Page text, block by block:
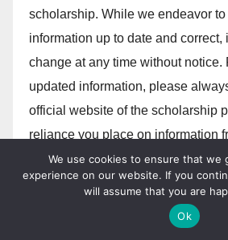
scholarship. While we endeavor
information up to date and correct,
change at any time without notice.
updated information, please
official website of the scholarship
reliance you place on information
trainingsnews.com is strictly at
trainingsnews.com does not
form/ or any other form of payment!
We use cookies to ensure that we
experience on our website. If you
will assume that you are
Ok